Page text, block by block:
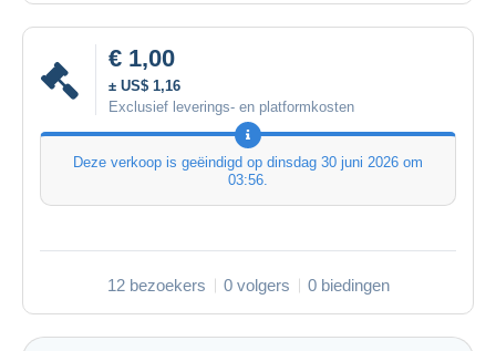
€ 1,00
± US$ 1,16
Exclusief leverings- en platformkosten
Deze verkoop is geëindigd op dinsdag 30 juni 2026 om
03:56.
12 bezoekers 0 volgers 0 biedingen